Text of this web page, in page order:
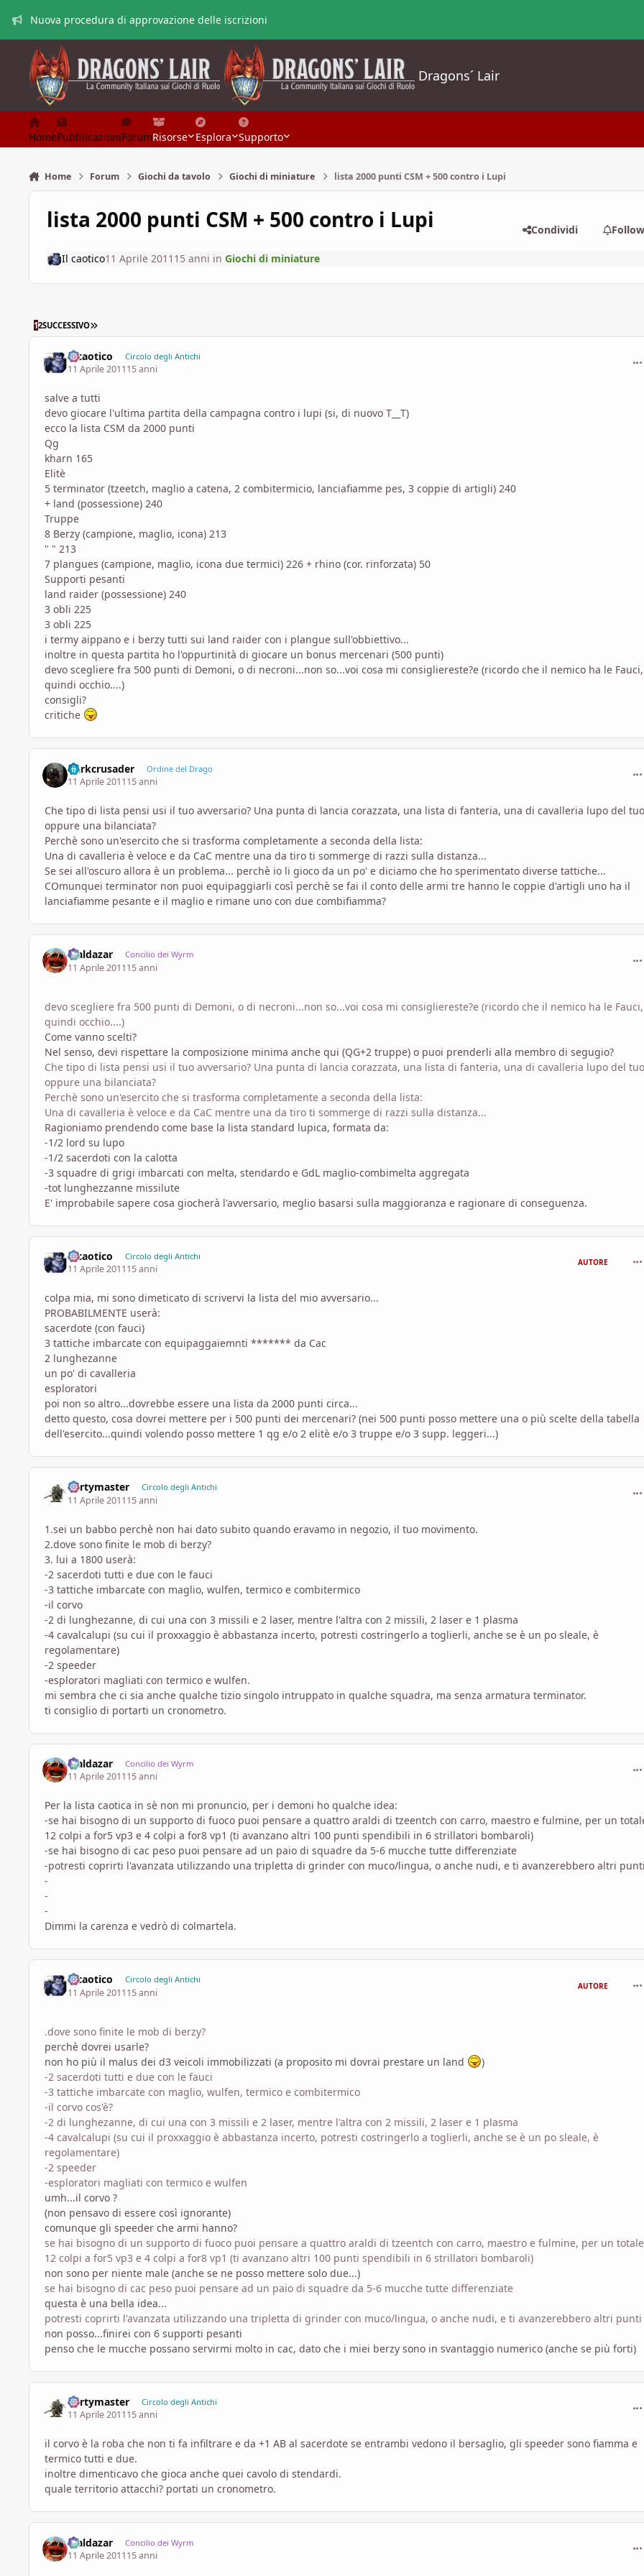
Nuova procedura di approvazione delle iscrizioni
Dragons´ Lair
HomePubblicazioniForumRisorse Esplora Supporto
Home Forum Giochi da tavolo Giochi di miniature lista 2000 punti CSM + 500 contro i Lupi
lista 2000 punti CSM + 500 contro i Lupi Condividi
Il caotico11 Aprile 2011 15 anni in Giochi di miniature
12SUCCESSIVO ULTIMA PAGINA
Il caotico Circolo degli Antichi
11 Aprile 201115 anni
salve a tutti
devo giocare l'ultima partita della campagna contro i lupi (si, di nuovo T__T)
ecco la lista CSM da 2000 punti
Qg
kharn 165
Elitè
5 terminator (tzeetch, maglio a catena, 2 combitermicio, lanciafiamme pes, 3 coppie di artigli) 240
+ land (possessione) 240
Truppe
8 Berzy (campione, maglio, icona) 213
" " 213
7 plangues (campione, maglio, icona due termici) 226 + rhino (cor. rinforzata) 50
Supporti pesanti
land raider (possessione) 240
3 obli 225
3 obli 225
i termy aippano e i berzy tutti sui land raider con i plangue sull'obbiettivo...
inoltre in questa partita ho l'oppurtinità di giocare un bonus mercenari (500 punti)
devo scegliere fra 500 punti di Demoni, o di necroni...non so...voi cosa mi consigliereste?e (ricordo che il nemico ha le Fauci,
quindi occhio....)
consigli?
critiche
Darkcrusader Ordine del Drago
11 Aprile 201115 anni
Che tipo di lista pensi usi il tuo avversario? Una punta di lancia corazzata, una lista di fanteria, una di cavalleria lupo del
oppure una bilanciata?
Perchè sono un'esercito che si trasforma completamente a seconda della lista:
Una di cavalleria è veloce e da CaC mentre una da tiro ti sommerge di razzi sulla distanza...
Se sei all'oscuro allora è un problema... perchè io li gioco da un po' e diciamo che ho sperimentato diverse tattiche...
COmunquei terminator non puoi equipaggiarli così perchè se fai il conto delle armi tre hanno le coppie d'artigli uno ha il
lanciafiamme pesante e il maglio e rimane uno con due combifiamma?
Maldazar Concilio dei Wyrm
11 Aprile 201115 anni
devo scegliere fra 500 punti di Demoni, o di necroni...non so...voi cosa mi consigliereste?e (ricordo che il nemico ha le Fauci,
quindi occhio....)
Come vanno scelti?
Nel senso, devi rispettare la composizione minima anche qui (QG+2 truppe) o puoi prenderli alla membro di segugio?
Che tipo di lista pensi usi il tuo avversario? Una punta di lancia corazzata, una lista di fanteria, una di cavalleria lupo del
oppure una bilanciata?
Perchè sono un'esercito che si trasforma completamente a seconda della lista:
Una di cavalleria è veloce e da CaC mentre una da tiro ti sommerge di razzi sulla distanza...
Ragioniamo prendendo come base la lista standard lupica, formata da:
-1/2 lord su lupo
-1/2 sacerdoti con la calotta
-3 squadre di grigi imbarcati con melta, stendardo e GdL maglio-combimelta aggregata
-tot lunghezzanne missilute
E' improbabile sapere cosa giocherà l'avversario, meglio basarsi sulla maggioranza e ragionare di conseguenza.
Il caotico Circolo degli Antichi
11 Aprile 201115 anni
AUTORE
colpa mia, mi sono dimeticato di scrivervi la lista del mio avversario...
PROBABILMENTE userà:
sacerdote (con fauci)
3 tattiche imbarcate con equipaggaiemnti ******* da Cac
2 lunghezanne
un po' di cavalleria
esploratori
poi non so altro...dovrebbe essere una lista da 2000 punti circa...
detto questo, cosa dovrei mettere per i 500 punti dei mercenari? (nei 500 punti posso mettere una o più scelte della tabella
dell'esercito...quindi volendo posso mettere 1 qg e/o 2 elitè e/o 3 truppe e/o 3 supp. leggeri...)
dertymaster Circolo degli Antichi
11 Aprile 201115 anni
1.sei un babbo perchè non hai dato subito quando eravamo in negozio, il tuo movimento.
2.dove sono finite le mob di berzy?
3. lui a 1800 userà:
-2 sacerdoti tutti e due con le fauci
-3 tattiche imbarcate con maglio, wulfen, termico e combitermico
-il corvo
-2 di lunghezanne, di cui una con 3 missili e 2 laser, mentre l'altra con 2 missili, 2 laser e 1 plasma
-4 cavalcalupi (su cui il proxxaggio è abbastanza incerto, potresti costringerlo a toglierli, anche se è un po sleale, è
regolamentare)
-2 speeder
-esploratori magliati con termico e wulfen.
mi sembra che ci sia anche qualche tizio singolo intruppato in qualche squadra, ma senza armatura terminator.
ti consiglio di portarti un cronometro.
Maldazar Concilio dei Wyrm
11 Aprile 201115 anni
Per la lista caotica in sè non mi pronuncio, per i demoni ho qualche idea:
-se hai bisogno di un supporto di fuoco puoi pensare a quattro araldi di tzeentch con carro, maestro e fulmine, per un
12 colpi a for5 vp3 e 4 colpi a for8 vp1 (ti avanzano altri 100 punti spendibili in 6 strillatori bombaroli)
-se hai bisogno di cac peso puoi pensare ad un paio di squadre da 5-6 mucche tutte differenziate
-potresti coprirti l'avanzata utilizzando una tripletta di grinder con muco/lingua, o anche nudi, e ti avanzerebbero altri punti
-
-
-
Dimmi la carenza e vedrò di colmartela.
Il caotico Circolo degli Antichi
11 Aprile 201115 anni
AUTORE
.dove sono finite le mob di berzy?
perchè dovrei usarle?
non ho più il malus dei d3 veicoli immobilizzati (a proposito mi dovrai prestare un land
)
-2 sacerdoti tutti e due con le fauci
-3 tattiche imbarcate con maglio, wulfen, termico e combitermico
-il corvo cos'è?
-2 di lunghezanne, di cui una con 3 missili e 2 laser, mentre l'altra con 2 missili, 2 laser e 1 plasma
-4 cavalcalupi (su cui il proxxaggio è abbastanza incerto, potresti costringerlo a toglierli, anche se è un po sleale, è
regolamentare)
-2 speeder
-esploratori magliati con termico e wulfen
umh...il corvo ?
(non pensavo di essere così ignorante)
comunque gli speeder che armi hanno?
se hai bisogno di un supporto di fuoco puoi pensare a quattro araldi di tzeentch con carro, maestro e fulmine, per un
12 colpi a for5 vp3 e 4 colpi a for8 vp1 (ti avanzano altri 100 punti spendibili in 6 strillatori bombaroli)
non sono per niente male (anche se ne posso mettere solo due...)
se hai bisogno di cac peso puoi pensare ad un paio di squadre da 5-6 mucche tutte differenziate
questa è una bella idea...
potresti coprirti l'avanzata utilizzando una tripletta di grinder con muco/lingua, o anche nudi, e ti avanzerebbero altri punti
non posso...finirei con 6 supporti pesanti
penso che le mucche possano servirmi molto in cac, dato che i miei berzy sono in svantaggio numerico (anche se più forti)
dertymaster Circolo degli Antichi
11 Aprile 201115 anni
il corvo è la roba che non ti fa infiltrare e da +1 AB al sacerdote se entrambi vedono il bersaglio, gli speeder sono fiamma e
termico tutti e due.
inoltre dimenticavo che gioca anche quei cavolo di stendardi.
quale territorio attacchi? portati un cronometro.
Maldazar Concilio dei Wyrm
11 Aprile 201115 anni